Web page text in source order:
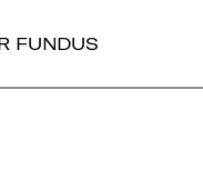
FUNDUS